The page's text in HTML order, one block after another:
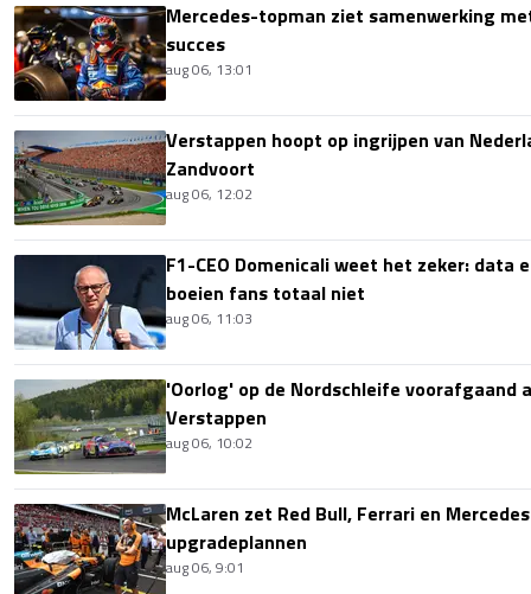
Mercedes-topman ziet samenwerking
succes
aug 06, 13:01
Verstappen hoopt op ingrijpen van
Zandvoort
aug 06, 12:02
F1-CEO Domenicali weet het zeker: data
boeien fans totaal niet
aug 06, 11:03
'Oorlog' op de Nordschleife voorafgaand
Verstappen
aug 06, 10:02
McLaren zet Red Bull, Ferrari en
upgradeplannen
aug 06, 9:01